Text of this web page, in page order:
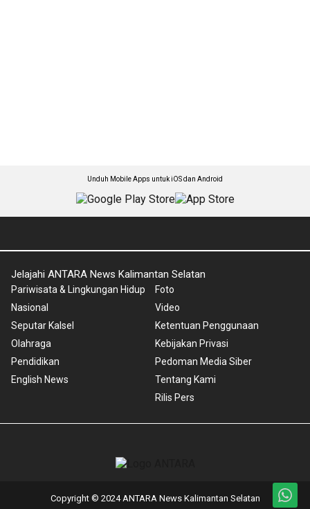
Unduh Mobile Apps untuk iOS dan Android
Jelajahi ANTARA News Kalimantan Selatan
Pariwisata & Lingkungan Hidup
Nasional
Seputar Kalsel
Olahraga
Pendidikan
English News
Foto
Video
Ketentuan Penggunaan
Kebijakan Privasi
Pedoman Media Siber
Tentang Kami
Rilis Pers
Copyright © 2024 ANTARA News Kalimantan Selatan